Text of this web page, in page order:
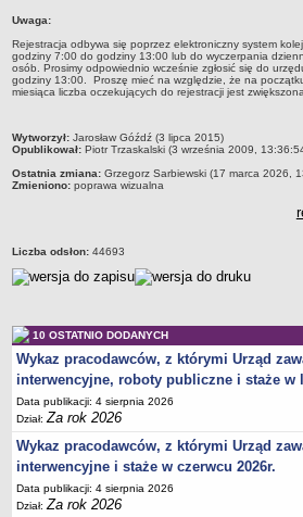
Gdzie załatwić sprawę
Rejestry, ewidencje i archiwa
AKTY PRAWNE
Akty prawne dotyczące bezrobocia i
Uchwały Rady Powiatu Bydgoskiego
Inne dokumenty
POMOC PUBLICZNA
Za rok 2026
FINANSE PUP
Budżet Funduszu Pracy
Zamówienia publiczne
Plan zamówień publicznych
Sprawozdania finansowe
POWIATOWA RADA ZATRUDNIENIA/POWIATOWA
Skład
Uwaga:
Rejestracja odbywa się poprzez elektroniczny system
godziny 7:00 do godziny 13:00 lub do wyczerpania
osób. Prosimy odpowiednio wcześnie zgłosić się do
godziny 13:00. Proszę mieć na względzie, że na
miesiąca liczba oczekujących do rejestracji jest
metryczka
Wytworzył: Jarosław Góźdź (3 lipca 2015)
Opublikował: Piotr Trzaskalski (3 września 2009,
Ostatnia zmiana: Grzegorz Sarbiewski (17 marca 2026,
Zmieniono: poprawa wizualna
Liczba odsłon: 44693
10 OSTATNIO DODANYCH
Wykaz pracodawców, z którymi Urząd
interwencyjne, roboty publiczne i staże w
Data publikacji: 4 sierpnia 2026
Dział:Za rok 2026
Wykaz pracodawców, z którymi Urząd
interwencyjne i staże w czerwcu 2026r.
Data publikacji: 4 sierpnia 2026
Dział:Za rok 2026